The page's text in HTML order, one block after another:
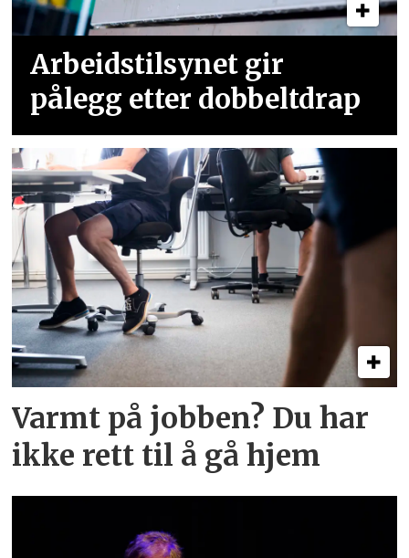
Arbeidstilsynet gir
pålegg etter dobbeltdrap
Varmt på jobben? Du har
ikke rett til å gå hjem